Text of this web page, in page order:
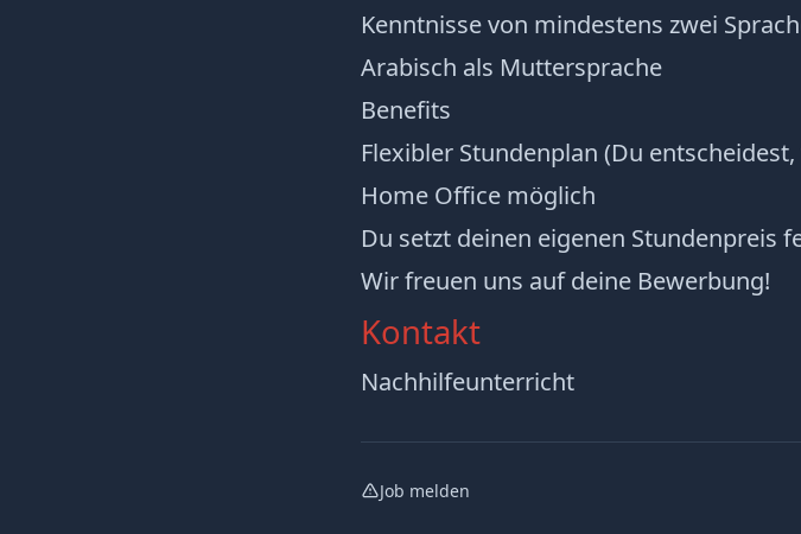
Kenntnisse von mindestens zwei
Arabisch als Muttersprache
Benefits
Flexibler Stundenplan (Du
Home Office möglich
Du setzt deinen eigenen Stundenpreis
Wir freuen uns auf deine Bewerbung!
Kontakt
Nachhilfeunterricht
Job melden